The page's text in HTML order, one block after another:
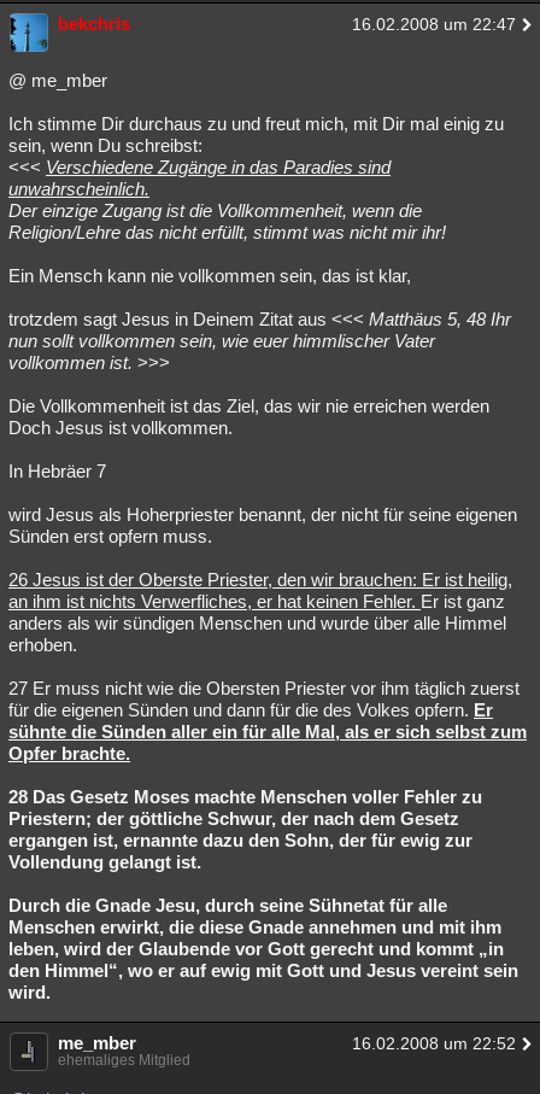
bekchris 16.02.2008 um 22:47
@ me_mber
Ich stimme Dir durchaus zu und freut mich, mit Dir mal einig zu
sein, wenn Du schreibst:
<<< Verschiedene Zugänge in das Paradies sind
unwahrscheinlich.
Der einzige Zugang ist die Vollkommenheit, wenn die
Religion/Lehre das nicht erfüllt, stimmt was nicht mir ihr!
Ein Mensch kann nie vollkommen sein, das ist klar,
trotzdem sagt Jesus in Deinem Zitat aus <<< Matthäus 5, 48 Ihr
nun sollt vollkommen sein, wie euer himmlischer Vater
vollkommen ist. >>>
Die Vollkommenheit ist das Ziel, das wir nie erreichen werden
Doch Jesus ist vollkommen.
In Hebräer 7
wird Jesus als Hoherpriester benannt, der nicht für seine eigenen
Sünden erst opfern muss.
26 Jesus ist der Oberste Priester, den wir brauchen: Er ist heilig,
an ihm ist nichts Verwerfliches, er hat keinen Fehler. Er ist ganz
anders als wir sündigen Menschen und wurde über alle Himmel
erhoben.
27 Er muss nicht wie die Obersten Priester vor ihm täglich zuerst
für die eigenen Sünden und dann für die des Volkes opfern. Er
sühnte die Sünden aller ein für alle Mal, als er sich selbst zum
Opfer brachte.
28 Das Gesetz Moses machte Menschen voller Fehler zu
Priestern; der göttliche Schwur, der nach dem Gesetz
ergangen ist, ernannte dazu den Sohn, der für ewig zur
Vollendung gelangt ist.
Durch die Gnade Jesu, durch seine Sühnetat für alle
Menschen erwirkt, die diese Gnade annehmen und mit ihm
leben, wird der Glaubende vor Gott gerecht und kommt „in
den Himmel“, wo er auf ewig mit Gott und Jesus vereint sein
wird.
me_mber 16.02.2008 um 22:52
ehemaliges Mitglied